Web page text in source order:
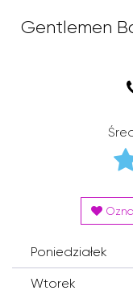
Gentlemen
Poniedziałek
Wtorek